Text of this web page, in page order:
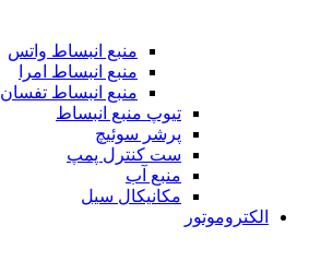
منبع انبساط واتس
منبع انبساط امرا
منبع انبساط تفسان
تیوپ منبع انبساط
پرشر سوئیچ
ست کنترل پمپ
منبع آب
مکانیکال سیل
الکتروموتور